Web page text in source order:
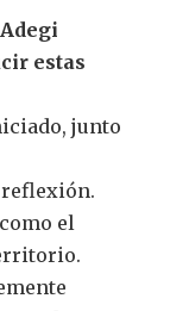
estas
junto
reflexión.
el